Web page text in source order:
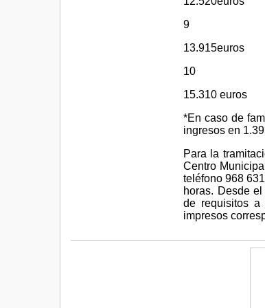
9
13.915euros
10
15.310 euros
*En caso de
ingresos en
Para la
Centro
teléfono 968
horas. Desde
de requisitos a
impresos